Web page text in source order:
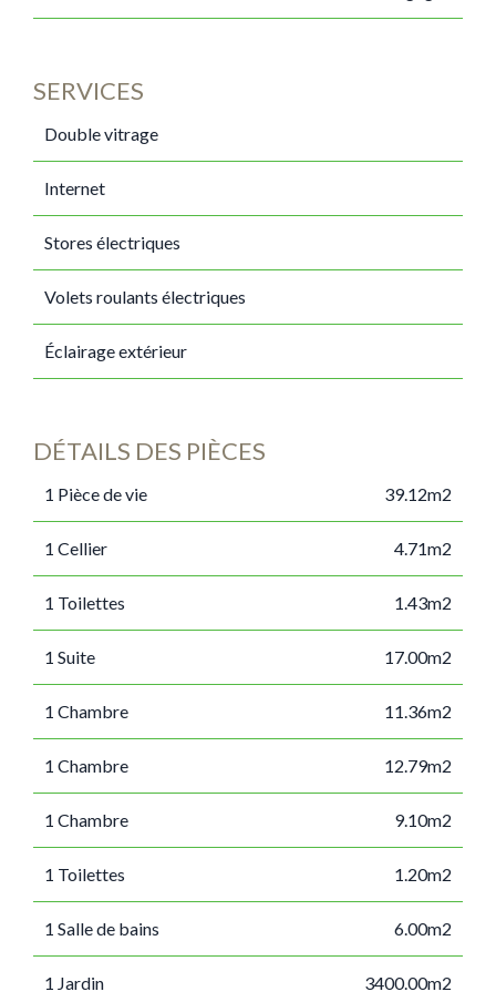
SERVICES
Double vitrage
Internet
Stores électriques
Volets roulants électriques
Éclairage extérieur
DÉTAILS DES PIÈCES
1 Pièce de vie 39.12m2
1 Cellier 4.71m2
1 Toilettes 1.43m2
1 Suite 17.00m2
1 Chambre 11.36m2
1 Chambre 12.79m2
1 Chambre 9.10m2
1 Toilettes 1.20m2
1 Salle de bains 6.00m2
1 Jardin 3400.00m2